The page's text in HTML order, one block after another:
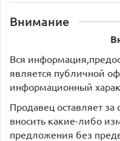
Внимание
Вся
является публичной
информационный
Продавец оставляет
вносить какие-либо
предложения без